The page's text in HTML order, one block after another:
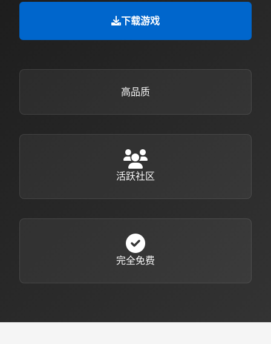
下载游戏
高品质
活跃社区
完全免费